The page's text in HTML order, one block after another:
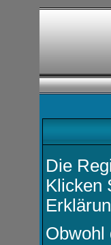
Die
Klicken
Obwohl